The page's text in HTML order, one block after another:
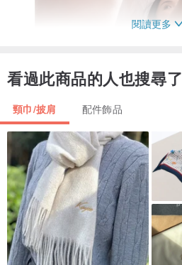
閱讀更多
看過此商品的人也搜尋了
頸巾/披肩 配件飾品